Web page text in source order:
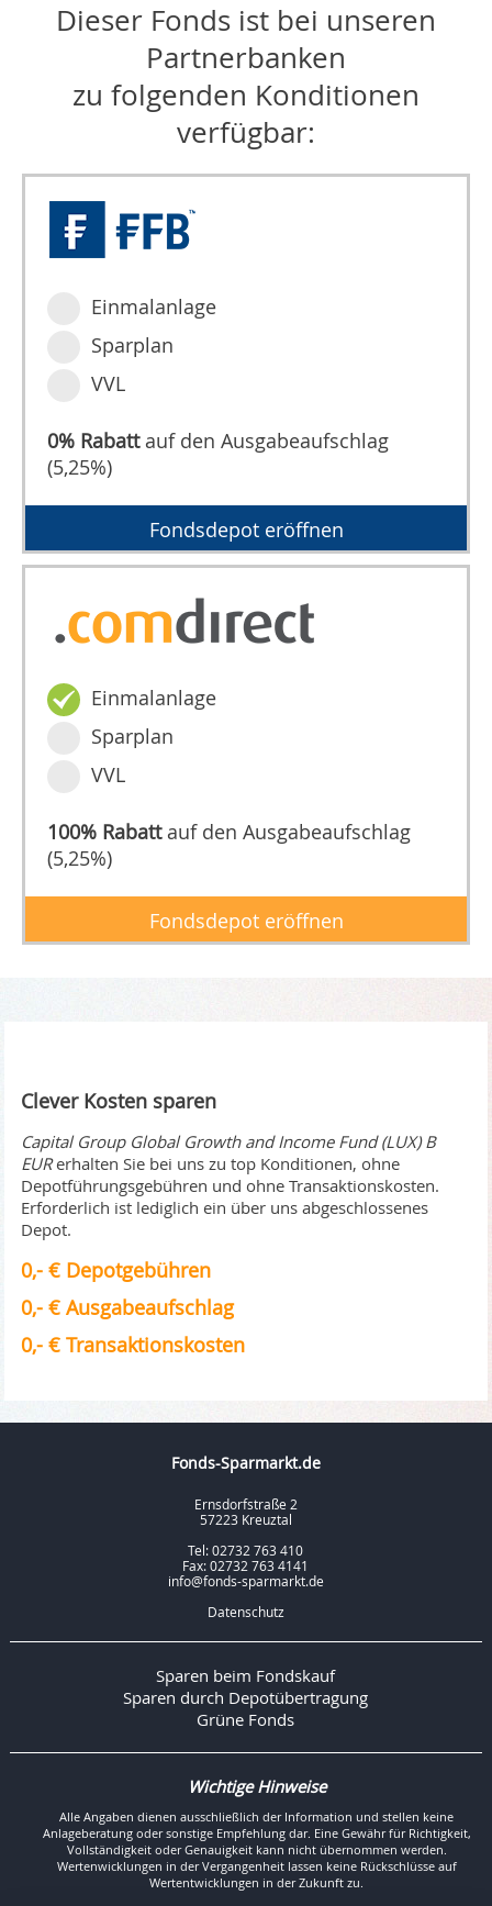
Dieser Fonds ist bei unseren
Partnerbanken
zu folgenden Konditionen
verfügbar:
Einmalanlage
Sparplan
VVL
0% Rabattauf den Ausgabeaufschlag
(5,25%)
Fondsdepot eröffnen
Einmalanlage
Sparplan
VVL
100% Rabattauf den Ausgabeaufschlag
(5,25%)
Fondsdepot eröffnen
Clever Kosten sparen
Capital Group Global Growth and Income Fund (LUX) B
EURerhalten Sie bei uns zu top Konditionen, ohne
Depotführungsgebühren und ohne Transaktionskosten.
Erforderlich ist lediglich ein über uns abgeschlossenes
Depot.
0,- € Depotgebühren
0,- € Ausgabeaufschlag
0,- € Transaktionskosten
Fonds-Sparmarkt.de
Ernsdorfstraße 2
57223 Kreuztal
Tel: 02732 763 410
Fax: 02732 763 4141
info@fonds-sparmarkt.de
Datenschutz
Sparen beim Fondskauf
Sparen durch Depotübertragung
Grüne Fonds
Wichtige Hinweise
Alle Angaben dienen ausschließlich der Information und stellen keine
Anlageberatung oder sonstige Empfehlung dar. Eine Gewähr für Richtigkeit,
Vollständigkeit oder Genauigkeit kann nicht übernommen werden.
Wertenwicklungen in der Vergangenheit lassen keine Rückschlüsse auf
Wertentwicklungen in der Zukunft zu.